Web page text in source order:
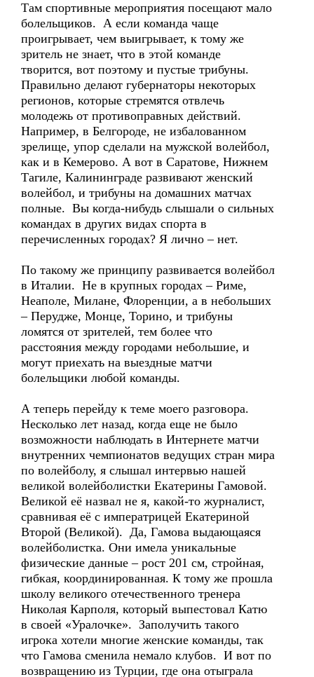
Там спортивные мероприятия посещают мало
болельщиков. А если команда чаще
проигрывает, чем выигрывает, к тому же
зритель не знает, что в этой команде
творится, вот поэтому и пустые трибуны.
Правильно делают губернаторы некоторых
регионов, которые стремятся отвлечь
молодежь от противоправных действий.
Например, в Белгороде, не избалованном
зрелище, упор сделали на мужской волейбол,
как и в Кемерово. А вот в Саратове, Нижнем
Тагиле, Калининграде развивают женский
волейбол, и трибуны на домашних матчах
полные. Вы когда-нибудь слышали о сильных
командах в других видах спорта в
перечисленных городах? Я лично – нет.
По такому же принципу развивается волейбол
в Италии. Не в крупных городах – Риме,
Неаполе, Милане, Флоренции, а в небольших
– Перудже, Монце, Торино, и трибуны
ломятся от зрителей, тем более что
расстояния между городами небольшие, и
могут приехать на выездные матчи
болельщики любой команды.
А теперь перейду к теме моего разговора.
Несколько лет назад, когда еще не было
возможности наблюдать в Интернете матчи
внутренних чемпионатов ведущих стран мира
по волейболу, я слышал интервью нашей
великой волейболистки Екатерины Гамовой.
Великой её назвал не я, какой-то журналист,
сравнивая её с императрицей Екатериной
Второй (Великой). Да, Гамова выдающаяся
волейболистка. Они имела уникальные
физические данные – рост 201 см, стройная,
гибкая, координированная. К тому же прошла
школу великого отечественного тренера
Николая Карполя, который выпестовал Катю
в своей «Уралочке». Заполучить такого
игрока хотели многие женские команды, так
что Гамова сменила немало клубов. И вот по
возвращению из Турции, где она отыграла